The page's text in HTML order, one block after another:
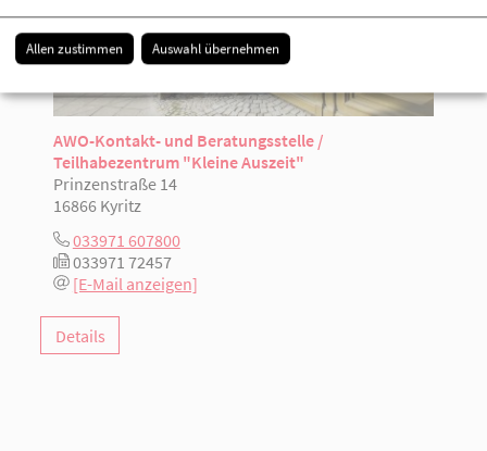
AWO-Kontakt- und Beratungsstelle /
Teilhabezentrum "Kleine Auszeit"
Prinzenstraße 14
16866 Kyritz
033971 607800
033971 72457
[E-Mail anzeigen]
Details
Allen zustimmen Auswahl übernehmen